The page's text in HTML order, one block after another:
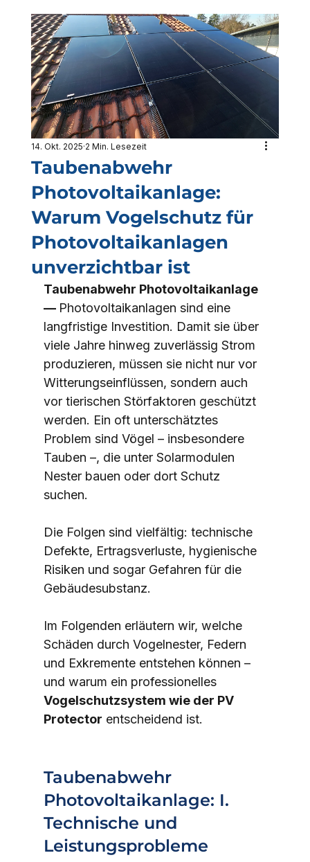
Taubenabwehr
Photovoltaikanlage:
Warum Vogelschutz für
Photovoltaikanlagen
unverzichtbar ist
14. Okt. 2025 2 Min. Lesezeit
Taubenabwehr Photovoltaikanlage
— Photovoltaikanlagen sind eine
langfristige Investition. Damit sie über
viele Jahre hinweg zuverlässig Strom
produzieren, müssen sie nicht nur vor
Witterungseinflüssen, sondern auch
vor tierischen Störfaktoren geschützt
werden. Ein oft unterschätztes
Problem sind Vögel – insbesondere
Tauben –, die unter Solarmodulen
Nester bauen oder dort Schutz
suchen.
Die Folgen sind vielfältig: technische
Defekte, Ertragsverluste, hygienische
Risiken und sogar Gefahren für die
Gebäudesubstanz.
Im Folgenden erläutern wir, welche
Schäden durch Vogelnester, Federn
und Exkremente entstehen können –
und warum ein professionelles
Vogelschutzsystem wie der PV
Protector entscheidend ist.
Taubenabwehr
Photovoltaikanlage: I.
Technische und
Leistungsprobleme